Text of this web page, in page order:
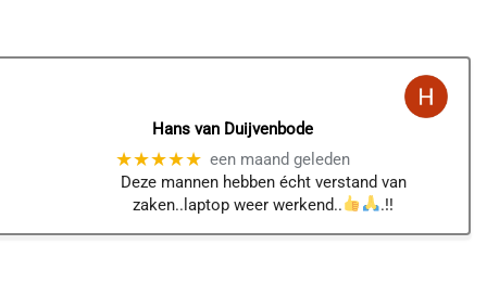
Hans van Duijvenbode
★★★★★ een maand geleden
Deze mannen hebben écht verstand van
zaken..laptop weer werkend..
.!!